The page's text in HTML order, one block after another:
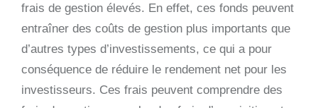
frais de gestion élevés. En effet, ces fonds peuvent
entraîner des coûts de gestion plus importants que
d’autres types d’investissements, ce qui a pour
conséquence de réduire le rendement net pour les
investisseurs. Ces frais peuvent comprendre des